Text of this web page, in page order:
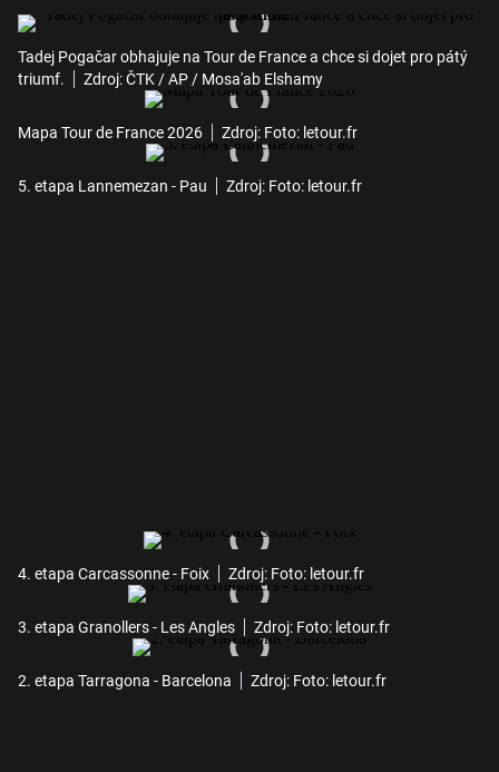
Tadej Pogačar obhajuje na Tour de France a chce si dojet pro pátý
triumf.
Zdroj: ČTK / AP / Mosa'ab Elshamy
Mapa Tour de France 2026 Zdroj: Foto: letour.fr
5. etapa Lannemezan - Pau Zdroj: Foto: letour.fr
4. etapa Carcassonne - Foix Zdroj: Foto: letour.fr
3. etapa Granollers - Les Angles Zdroj: Foto: letour.fr
2. etapa Tarragona - Barcelona Zdroj: Foto: letour.fr